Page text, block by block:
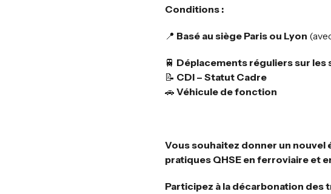
Conditions :
📍 Basé au siège Paris ou Lyon
🚆 Déplacements réguliers sur les
📝 CDI – Statut Cadre
🚗 Véhicule de fonction
Vous souhaitez donner un nouvel
pratiques QHSE en ferroviaire et
Participez à la décarbonation